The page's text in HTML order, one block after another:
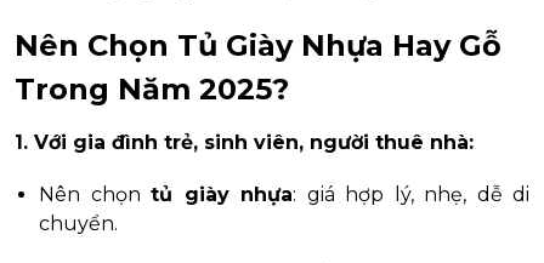
Nên Chọn Tủ Giày Nhựa Hay Gỗ
Trong Năm 2025?
1. Với gia đình trẻ, sinh viên, người thuê nhà:
Nên chọn tủ giày nhựa: giá hợp lý, nhẹ, dễ di
chuyển.